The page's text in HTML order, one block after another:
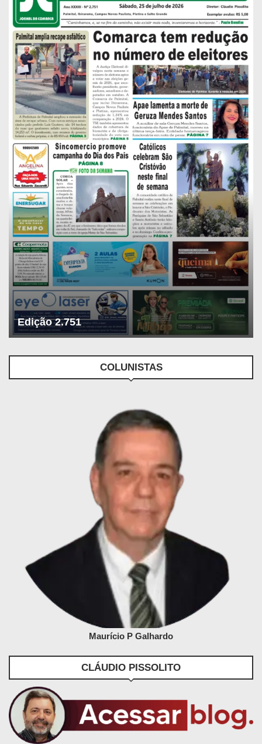
Edição 2.751
COLUNISTAS
Maurício P Galhardo
CLÁUDIO PISSOLITO